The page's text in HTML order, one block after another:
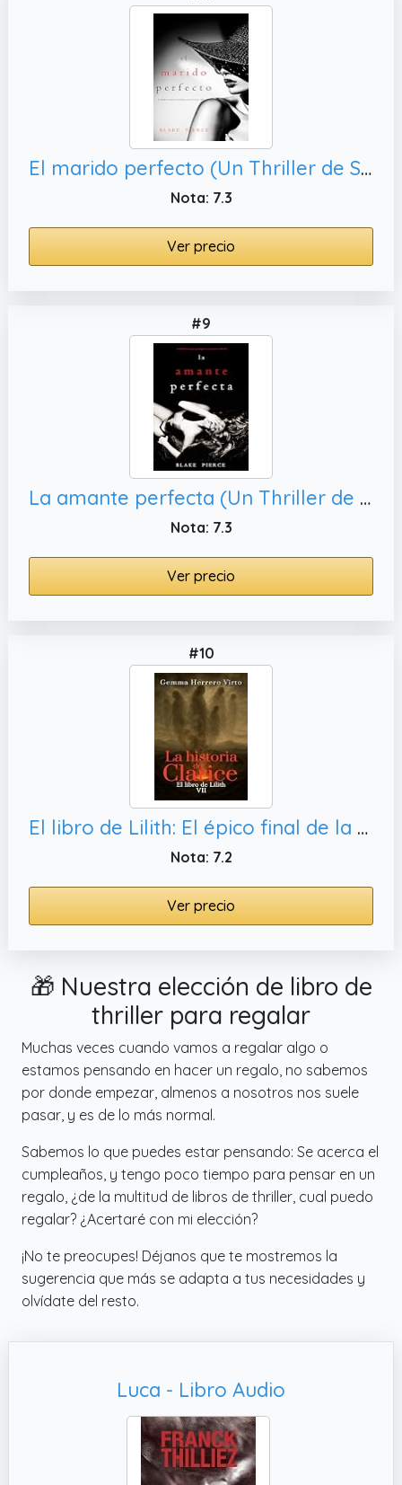
El marido perfecto (Un Thriller de Suspense Psicológico con Jessie Hunt—Libro Veintidós)
Nota: 7.3
Ver precio
#9
La amante perfecta (Un Thriller de Suspense Psicológico con Jessie Hunt—Libro Quince)
Nota: 7.3
Ver precio
#10
El libro de Lilith: El épico final de la saga de thriller sobrenatural en la Segunda Guerra Mundial (La historia de Clarice nº 7)
Nota: 7.2
Ver precio
🎁 Nuestra elección de libro de
thriller para regalar
Muchas veces cuando vamos a regalar algo o
estamos pensando en hacer un regalo, no sabemos
por donde empezar, almenos a nosotros nos suele
pasar, y es de lo más normal.
Sabemos lo que puedes estar pensando: Se acerca el
cumpleaños, y tengo poco tiempo para pensar en un
regalo, ¿de la multitud de libros de thriller, cual puedo
regalar? ¿Acertaré con mi elección?
¡No te preocupes! Déjanos que te mostremos la
sugerencia que más se adapta a tus necesidades y
olvídate del resto.
Luca - Libro Audio